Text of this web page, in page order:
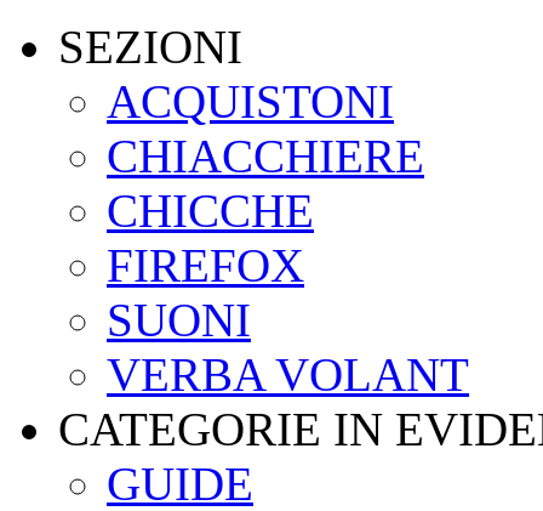
SEZIONI
ACQUISTONI
CHIACCHIERE
CHICCHE
FIREFOX
SUONI
VERBA VOLANT
CATEGORIE IN
GUIDE